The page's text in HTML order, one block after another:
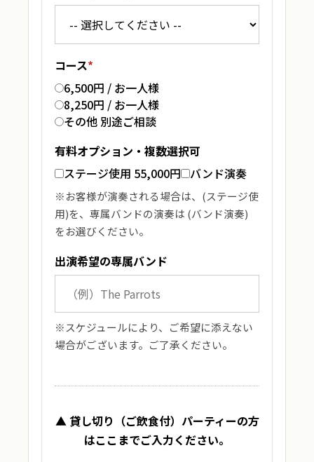
コース*
6,500円 / お一人様
8,250円 / お一人様
その他 別途ご相談
有料オプション・複数選択可
ステージ使用 55,000円
バンド演奏
※お客様が演奏される場合は、(ステージ使
用)を、専属バンドの演奏は (バンド演奏)
をお選びください。
出演希望の専属バンド
※スケジュールにより、ご希望に添えない
場合がございます。ご了承ください。
▲ 貸し切り（ご飲食付）パーティーの方
はここまでご入力ください。